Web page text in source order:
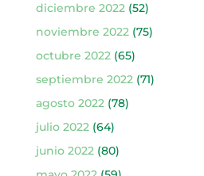
diciembre 2022(52)
noviembre 2022(75)
octubre 2022(65)
septiembre 2022(71)
agosto 2022(78)
julio 2022(64)
junio 2022(80)